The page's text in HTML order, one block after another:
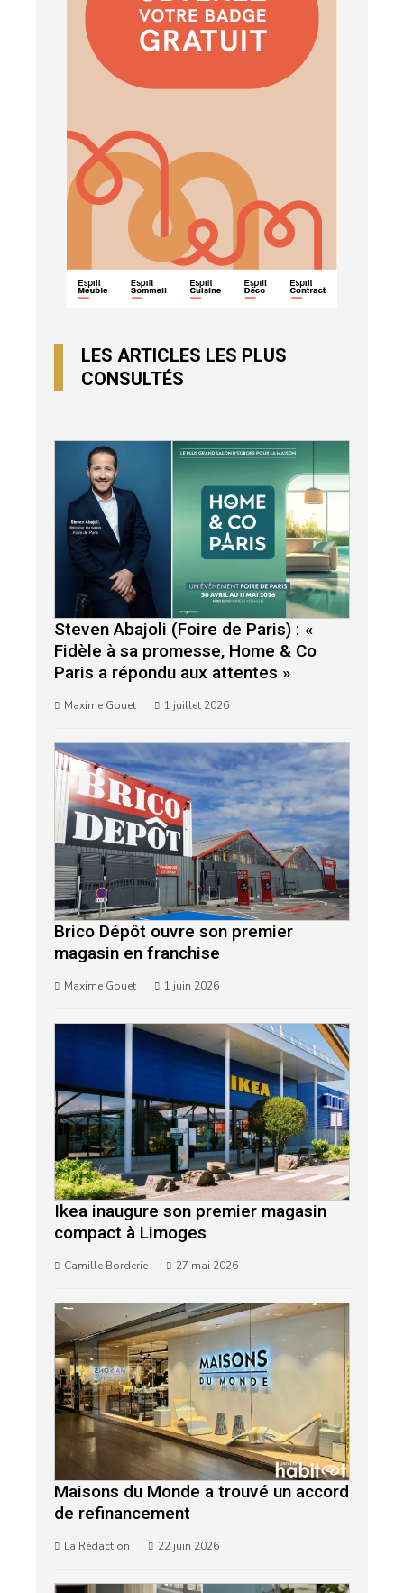
LES ARTICLES LES PLUS
CONSULTÉS
Steven Abajoli (Foire de Paris) : «
Fidèle à sa promesse, Home & Co
Paris a répondu aux attentes »
Maxime Gouet 1 juillet 2026
Brico Dépôt ouvre son premier
magasin en franchise
Maxime Gouet 1 juin 2026
Ikea inaugure son premier magasin
compact à Limoges
Camille Borderie 27 mai 2026
Maisons du Monde a trouvé un accord
de refinancement
La Rédaction 22 juin 2026